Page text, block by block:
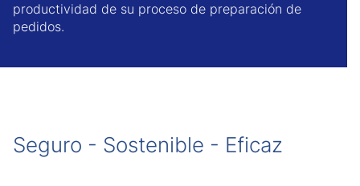
productividad de su proceso de preparación de
pedidos.
Seguro - Sostenible - Eficaz